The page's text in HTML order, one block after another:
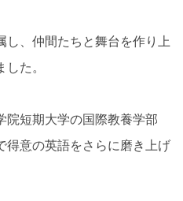
、仲間たちと舞台を作り上
た。
院短期大学の国際教養学部
得意の英語をさらに磨き上げ